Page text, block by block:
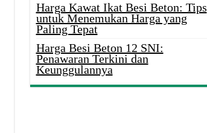
Harga Kawat Ikat Besi Beton: Tips
untuk Menemukan Harga yang
Paling Tepat
Harga Besi Beton 12 SNI:
Penawaran Terkini dan
Keunggulannya